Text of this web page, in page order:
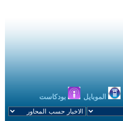
الموبايل بودكاست